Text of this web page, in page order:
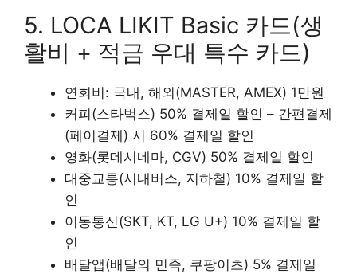
5. LOCA LIKIT Basic 카드(생
활비 + 적금 우대 특수 카드)
연회비: 국내, 해외(MASTER, AMEX) 1만원
커피(스타벅스) 50% 결제일 할인 – 간편결제
(페이결제) 시 60% 결제일 할인
영화(롯데시네마, CGV) 50% 결제일 할인
대중교통(시내버스, 지하철) 10% 결제일 할
인
이동통신(SKT, KT, LG U+) 10% 결제일 할
인
배달앱(배달의 민족, 쿠팡이츠) 5% 결제일